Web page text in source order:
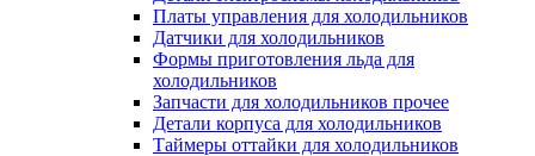
Платы управления для холодильников
Датчики для холодильников
Формы приготовления льда для
холодильников
Запчасти для холодильников прочее
Детали корпуса для холодильников
Таймеры оттайки для холодильников